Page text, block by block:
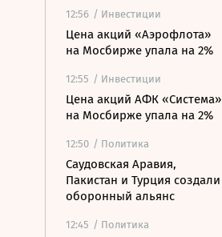
12:56 / Инвестиции
Цена акций «Аэрофлота»
на Мосбирже упала на 2%
12:55 / Инвестиции
Цена акций АФК «Система»
на Мосбирже упала на 2%
12:50 / Политика
Саудовская Аравия,
Пакистан и Турция создали
оборонный альянс
12:45 / Политика